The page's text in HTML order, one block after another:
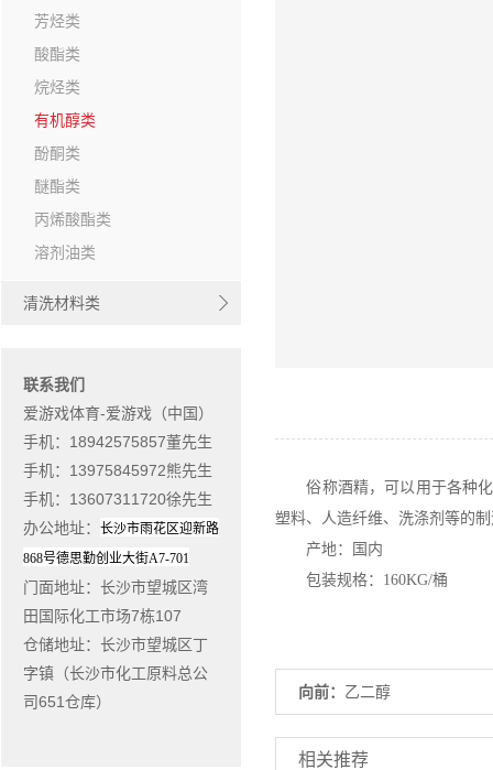
芳烃类
酸酯类
烷烃类
有机醇类
酚酮类
醚酯类
丙烯酸酯类
溶剂油类
清洗材料类
联系我们
爱游戏体育-爱游戏（中国）
手机：18942575857董先生
手机：13975845972熊先生
手机：13607311720徐先生
办公地址： 长沙市雨花区迎新路
868号德思勤创业大街A7-701
门面地址：长沙市望城区湾
田国际化工市场7栋107
仓储地址：长沙市望城区丁
字镇（长沙市化工原料总公
司651仓库）
俗称酒精，可以用于各种化
塑料、人造纤维、洗涤剂等的
产地：国内
包装规格：160KG/桶
向前： 乙二醇
相关推荐